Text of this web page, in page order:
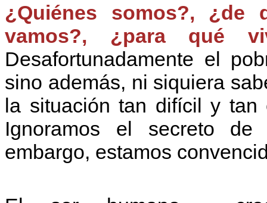
¿Quiénes somos?, ¿de
vamos?, ¿para qué
Desafortunadamente el
sino además, ni siquiera
la situación tan difícil y tan
Ignoramos el secreto
embargo, estamos